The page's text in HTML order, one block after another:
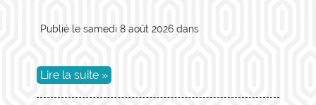
Publié lesamedi 8 août 2026 dans
Lire la suite »